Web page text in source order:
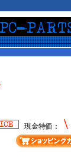
現金特価： \